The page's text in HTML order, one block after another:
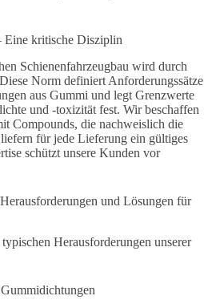
Eine kritische Disziplin
Schienenfahrzeugbau wird durch
Norm definiert Anforderungssätze
aus Gummi und legt Grenzwerte
und -toxizität fest. Wir beschaffen
Compounds, die nachweislich die
für jede Lieferung ein gültiges
schützt unsere Kunden vor
und Lösungen für
Herausforderungen unserer